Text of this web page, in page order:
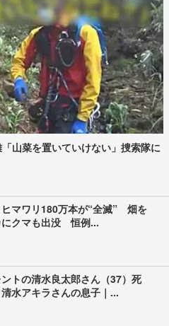
山菜を置いていけない」捜索隊に
ヒマワリ180万本が“全滅” 畑を
にクマも出没 恒例...
トの清水良太郎さん（37）死
水アキラさんの息子｜...